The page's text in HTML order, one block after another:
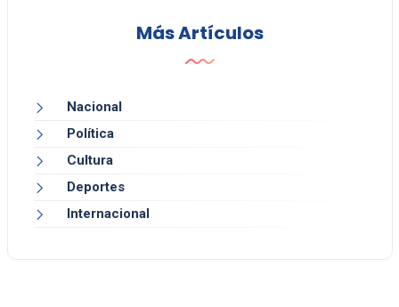
Más Artículos
Nacional
Política
Cultura
Deportes
Internacional